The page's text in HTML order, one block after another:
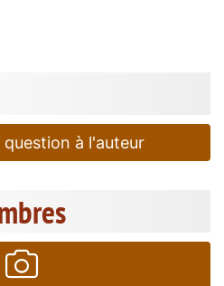
question à l'auteur